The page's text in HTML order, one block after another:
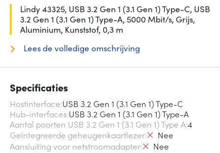
Lindy 43325, USB 3.2 Gen 1 (3.1 Gen 1) Type-C, USB
3.2 Gen 1 (3.1 Gen 1) Type-A, 5000 Mbit/s, Grijs,
Aluminium, Kunststof, 0,3 m
Lees de volledige omschrijving
Specificaties
Hostinterface USB 3.2 Gen 1 (3.1 Gen 1) Type-C
Hub-interfaces USB 3.2 Gen 1 (3.1 Gen 1) Type-A
Aantal poorten USB 3.2 Gen 1 (3.1 Gen 1) Type A4
Geïntegreerde geheugenkaartlezer
Nee
Aansluiting voor netstroomadapter
Nee